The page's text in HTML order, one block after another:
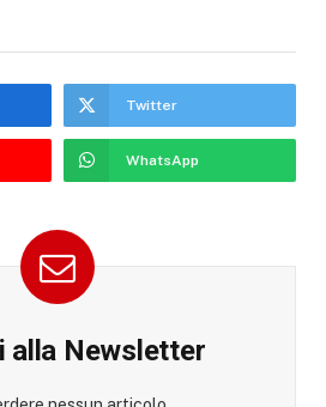
Twitter
WhatsApp
alla Newsletter